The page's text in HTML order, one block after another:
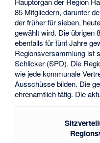
85 Mitgliedern, darunter
der früher für sieben,
gewählt wird. Die übrigen
ebenfalls für fünf Jahre
Regionsversammlung ist
Schlicker (SPD). Die
wie jede kommunale
Ausschüsse bilden. Die
ehrenamtlich tätig. Die